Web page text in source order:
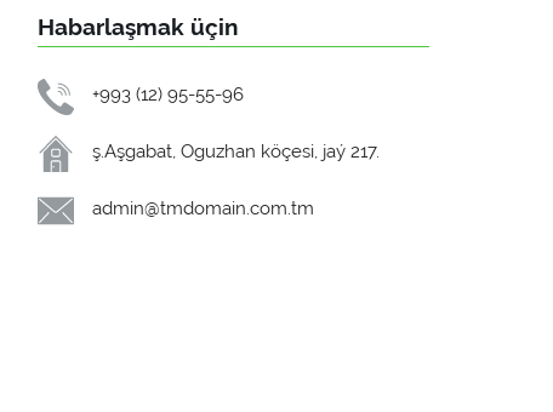
Habarlaşmak üçin
+993 (12) 95-55-96
ş.Aşgabat, Oguzhan köçesi, jaý 217.
admin@tmdomain.com.tm